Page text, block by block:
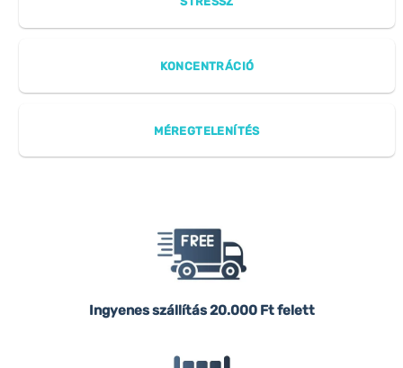
KONCENTRÁCIÓ
MÉREGTELENÍTÉS
Ingyenes szállítás20.000 Ft felett